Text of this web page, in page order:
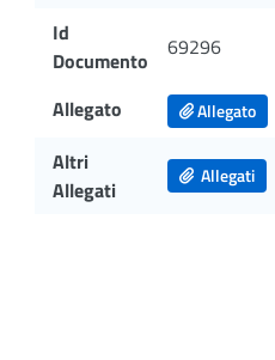
Id
Documento
69296
Allegato Allegato
Altri
Allegati
Allegati